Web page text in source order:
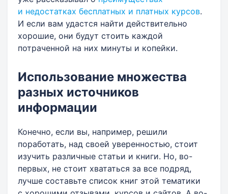
и недостатках бесплатных и платных курсов.
И если вам удастся найти действительно
хорошие, они будут стоить каждой
потраченной на них минуты и копейки.
Использование множества
разных источников
информации
Конечно, если вы, например, решили
поработать, над своей уверенностью, стоит
изучить различные статьи и книги. Но, во-
первых, не стоит хвататься за все подряд,
лучше составьте список книг этой тематики